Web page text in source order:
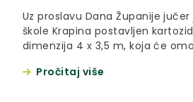
Uz proslavu Dana Županije
škole Krapina postavljen kartozid, velika karta
dimenzija 4 x 3,5 m, koja će
stanovnicima jedinstven pregled
Pročitaj više